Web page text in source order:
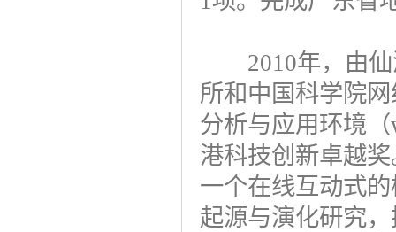
2010年，由仙
所和中国科学院
分析与应用环境（
港科技创新卓越
一个在线互动式
起源与演化研究